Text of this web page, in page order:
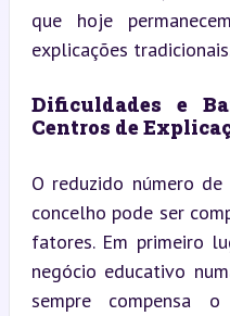
que hoje
explicações
Dificuldades e
Centros de
O reduzido número
concelho pode ser
fatores. Em primeiro
negócio educativo
sempre compensa